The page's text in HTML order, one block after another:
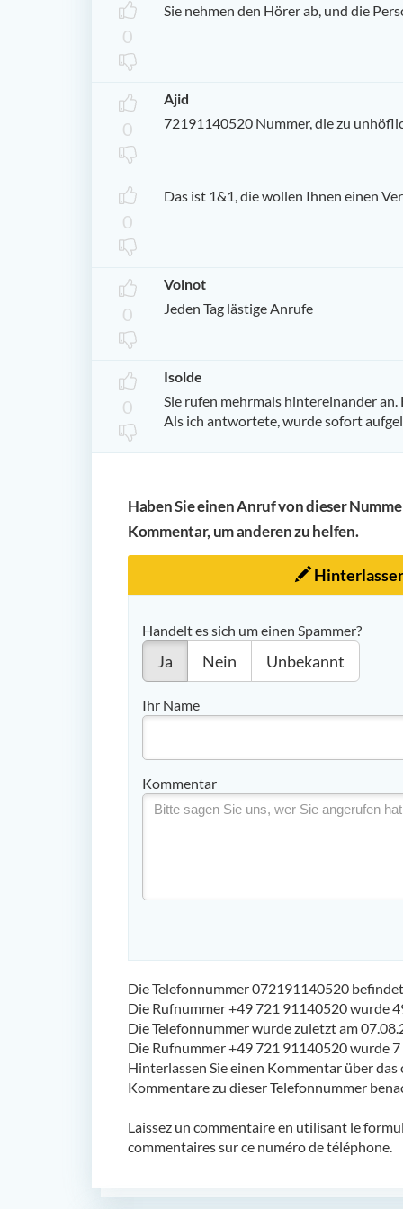
0
Sie nehmen den Hörer ab, und die
0
Ajid
72191140520 Nummer, die zu
0
Das ist 1&1, die wollen Ihnen einen
0
Voinot
Jeden Tag lästige Anrufe
0
Isolde
Sie rufen mehrmals hintereinander
Als ich antwortete, wurde sofort
Haben Sie einen Anruf von dieser
Kommentar, um anderen zu helfen.
Handelt es sich um einen Spammer?
Ja Nein Unbekannt
Ihr Name
Kommentar
Die Telefonnummer 072191140520
Die Rufnummer +49 721 91140520 wurde
Die Telefonnummer wurde zuletzt am
Die Rufnummer +49 721 91140520 wurde 7
Hinterlassen Sie einen Kommentar über
Kommentare zu dieser Telefonnummer
Laissez un commentaire en utilisant le
commentaires sur ce numéro de téléphone.